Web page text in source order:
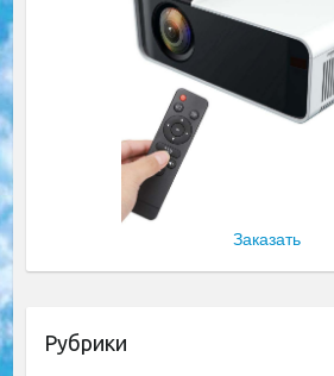
Заказать
Рубрики